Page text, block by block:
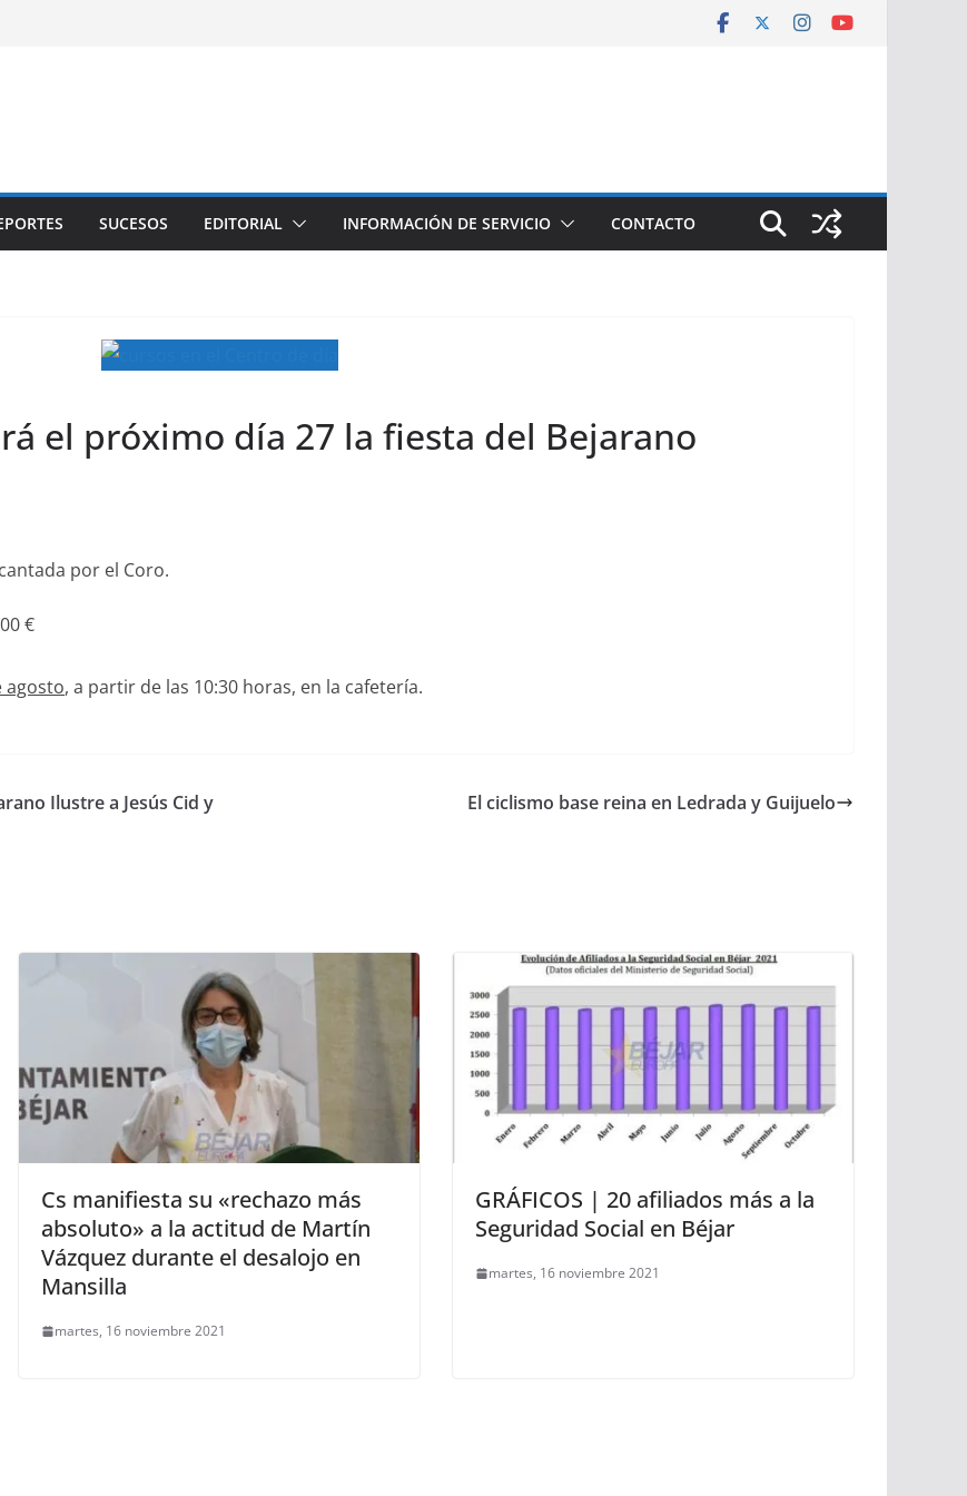
SUCESOS EDITORIAL INFORMACIÓN DE SERVICIO CONTACTO
el próximo día 27 la fiesta del Bejarano
por el Coro.
€
agosto, a partir de las 10:30 horas, en la cafetería.
Ilustre a Jesús Cid y
El ciclismo base reina en Ledrada y Guijuelo
Cs manifiesta su «rechazo más
absoluto» a la actitud de Martín
Vázquez durante el desalojo en
Mansilla
martes, 16 noviembre 2021
GRÁFICOS | 20 afiliados más a la
Seguridad Social en Béjar
martes, 16 noviembre 2021